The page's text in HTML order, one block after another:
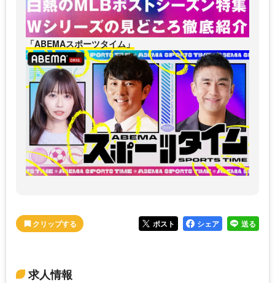
「ABEMAスポーツタイム」
ポスト シェア 送る
求人情報